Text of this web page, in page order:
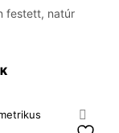
festett, natúr